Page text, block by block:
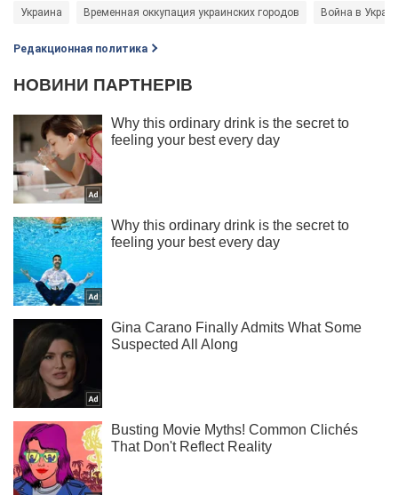
Украина Временная оккупация украинских городов Война в
Редакционная политика